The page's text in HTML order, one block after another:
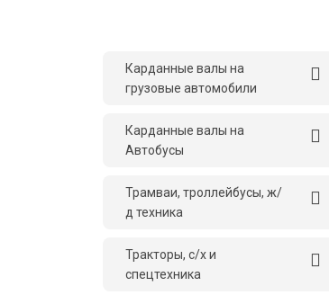
Карданные валы на
грузовые автомобили
Карданные валы на
Автобусы
Трамваи, троллейбусы, ж/
д техника
Тракторы, с/x и
спецтехника